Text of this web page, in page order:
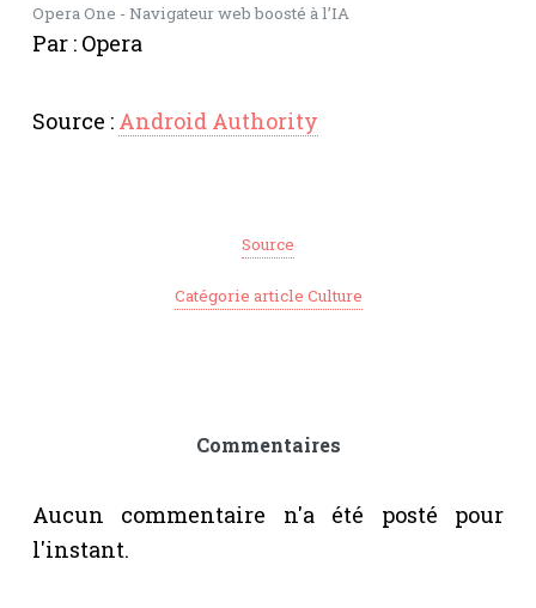
Opera One - Navigateur web boosté à l’IA
Par : Opera
Source : Android Authority
Source
Catégorie article Culture
Commentaires
Aucun commentaire n'a été posté pour
l'instant.